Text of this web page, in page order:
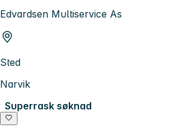
Edvardsen Multiservice As
Sted
Narvik
Superrask søknad